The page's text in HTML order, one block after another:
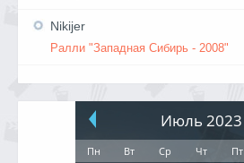
Nikijer
Ралли "Западная Сибирь - 2008"
Июль 2023
Пн Вт Ср Чт Пт